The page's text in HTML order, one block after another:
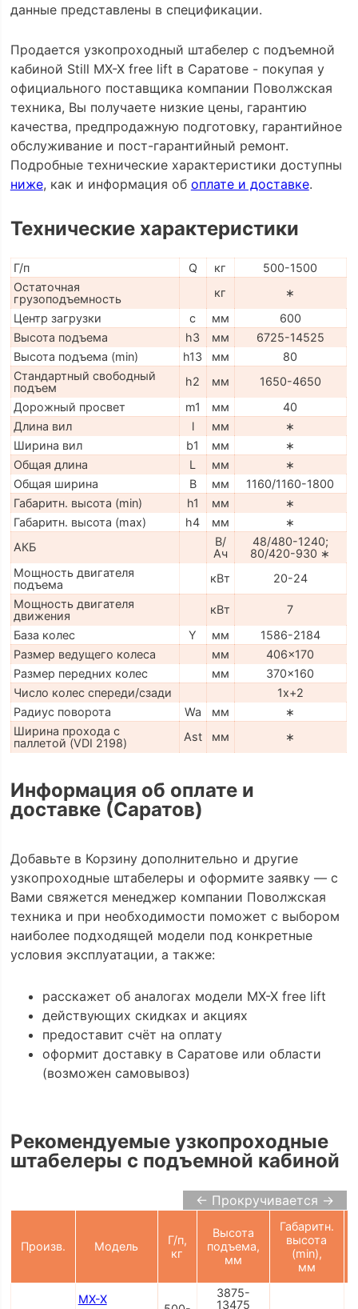
данные представлены в спецификации.
Продается узкопроходный штабелер с подъемной
кабиной Still MX-X free lift в Саратове - покупая у
официального поставщика компании Поволжская
техника, Вы получаете низкие цены, гарантию
качества, предпродажную подготовку, гарантийное
обслуживание и пост-гарантийный ремонт.
Подробные технические характеристики доступны
ниже, как и информация об оплате и доставке.
Технические характеристики
Г/п Q кг
500-1500
Остаточная
грузоподъемность
кг
∗
Центр загрузки
c мм
600
Высота подъема
h3 мм
6725-14525
Высота подъема (min)
h13 мм
80
Стандартный свободный
подъем
h2 мм
1650-4650
Дорожный просвет
m1 мм
40
Длина вил
l мм
∗
Ширина вил
b1 мм
∗
Общая длина
L мм
∗
Общая ширина
B мм
1160/1160-1800
Габаритн. высота (min)
h1 мм
∗
Габаритн. высота (max)
h4 мм
∗
АКБ
В/
Ач
48/480-1240;
80/420-930 ∗
Мощность двигателя
подъема
кВт
20-24
Мощность двигателя
движения
кВт
7
База колес
Y мм
1586-2184
Размер ведущего колеса
мм
406x170
Размер передних колес
мм
370x160
Число колес спереди/сзади
1x+2
Радиус поворота
Wa мм
∗
Ширина прохода с
паллетой (VDI 2198)
Ast мм ∗
Информация об оплате и
доставке (Саратов)
Добавьте в Корзину дополнительно и другие
узкопроходные штабелеры и оформите заявку — с
Вами свяжется менеджер компании Поволжская
техника и при необходимости поможет с выбором
наиболее подходящей модели под конкретные
условия эксплуатации, а также:
расскажет об аналогах модели MX-X free lift
действующих скидках и акциях
предоставит счёт на оплату
оформит доставку в Саратове или области
(возможен самовывоз)
Рекомендуемые узкопроходные
штабелеры с подъемной кабиной
← Прокручивается →
Произв. Модель
Г/п,
кг
Высота
подъема,
мм
Габаритн.
высота
(min),
мм
MX-X
3875-
13475